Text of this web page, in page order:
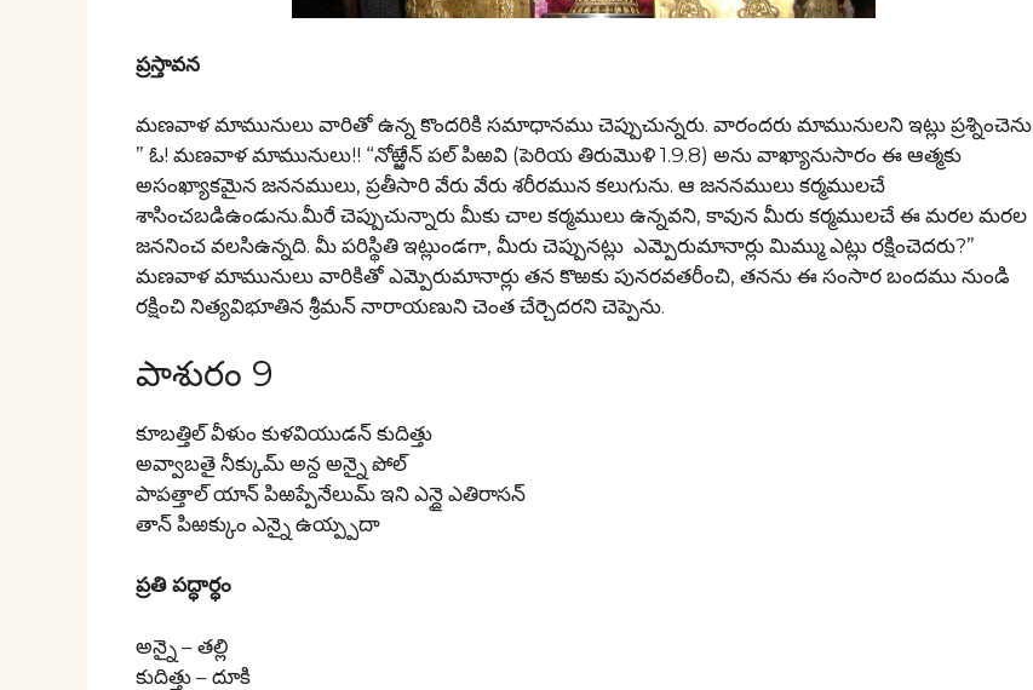
ప్రస్తావన
మణవాళ మామునులు వారితో ఉన్న కొందరికి సమాధానము చెప్పుచున్నరు. వారందరు మామునులని ఇట్లు ప్రశ్నించెను
” ఓ! మణవాళ మామునులు!! “నోఱ్ఱేన్ పల్ పిఱవి (పెరియ తిరుమొళి 1.9.8) అను వాఖ్యానుసారం ఈ ఆత్మకు
అసంఖ్యాకమైన జననములు, ప్రతీసారి వేరు వేరు శరీరమున కలుగును. ఆ జననములు కర్మములచే
శాసించబడిఉండును.మీరే చెప్పుచున్నారు మీకు చాల కర్మములు ఉన్నవని, కావున మీరు కర్మములచే ఈ మరల మరల
జననించ వలసిఉన్నది. మీ పరిస్థితి ఇట్లుండగా, మీరు చెప్పునట్లు ఎమ్పెరుమానార్లు మిమ్ము ఎట్లు రక్షించెదరు?”
మణవాళ మామునులు వారికితో ఎమ్పెరుమానార్లు తన కొఱకు పునరవతరీంచి, తనను ఈ సంసార బందము నుండి
రక్షించి నిత్యవిభూతిన శ్రీమన్ నారాయణుని చెంత చేర్చెదరని చెప్పెను.
పాశురం 9
కూబత్తిల్ వీళుం కుళవియుడన్ కుదిత్తు
అవ్వాబతై నీక్కుమ్ అన్ద అన్నై పోల్
పాపత్తాల్ యాన్ పిఱప్పేనేలుమ్ ఇని ఎన్దై ఎతిరాసన్
తాన్ పిఱక్కుం ఎన్నై ఉయ్ప్పదా
ప్రతి పద్ధార్ధం
అన్నై – తల్లి
కుదిత్తు – దూకి